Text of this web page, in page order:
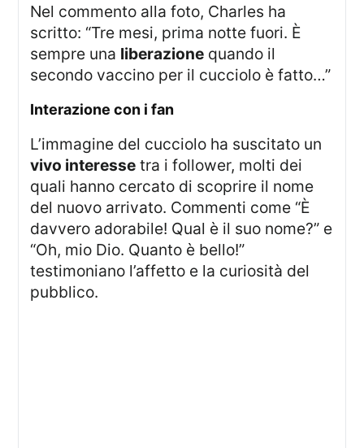
Nel commento alla foto, Charles ha
scritto: “Tre mesi, prima notte fuori. È
sempre una liberazione quando il
secondo vaccino per il cucciolo è fatto…”
interazione con i fan
L’immagine del cucciolo ha suscitato un
vivo interesse tra i follower, molti dei
quali hanno cercato di scoprire il nome
del nuovo arrivato. Commenti come “È
davvero adorabile! Qual è il suo nome?” e
“Oh, mio Dio. Quanto è bello!”
testimoniano l’affetto e la curiosità del
pubblico.